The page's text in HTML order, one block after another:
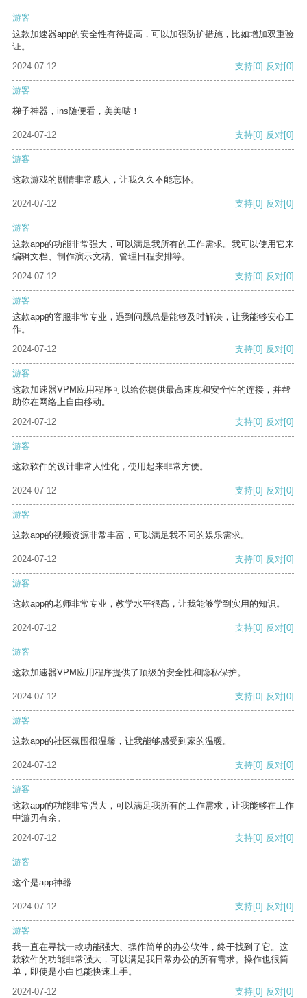
游客
这款加速器app的安全性有待提高，可以加强防护措施，比如增加双重验
证。
2024-07-12
支持[0] 反对[0]
游客
梯子神器，ins随便看，美美哒！
2024-07-12 支持[0] 反对[0]
游客
这款游戏的剧情非常感人，让我久久不能忘怀。
2024-07-12 支持[0] 反对[0]
游客
这款app的功能非常强大，可以满足我所有的工作需求。我可以使用它来
编辑文档、制作演示文稿、管理日程安排等。
2024-07-12
支持[0] 反对[0]
游客
这款app的客服非常专业，遇到问题总是能够及时解决，让我能够安心工
作。
2024-07-12
支持[0] 反对[0]
游客
这款加速器VPM应用程序可以给你提供最高速度和安全性的连接，并帮
助你在网络上自由移动。
2024-07-12
支持[0] 反对[0]
游客
这款软件的设计非常人性化，使用起来非常方便。
2024-07-12 支持[0] 反对[0]
游客
这款app的视频资源非常丰富，可以满足我不同的娱乐需求。
2024-07-12 支持[0] 反对[0]
游客
这款app的老师非常专业，教学水平很高，让我能够学到实用的知识。
2024-07-12 支持[0] 反对[0]
游客
这款加速器VPM应用程序提供了顶级的安全性和隐私保护。
2024-07-12 支持[0] 反对[0]
游客
这款app的社区氛围很温馨，让我能够感受到家的温暖。
2024-07-12 支持[0] 反对[0]
游客
这款app的功能非常强大，可以满足我所有的工作需求，让我能够在工作
中游刃有余。
2024-07-12
支持[0] 反对[0]
游客
这个是app神器
2024-07-12 支持[0] 反对[0]
游客
我一直在寻找一款功能强大、操作简单的办公软件，终于找到了它。这
款软件的功能非常强大，可以满足我日常办公的所有需求。操作也很简
单，即使是小白也能快速上手。
2024-07-12
支持[0] 反对[0]